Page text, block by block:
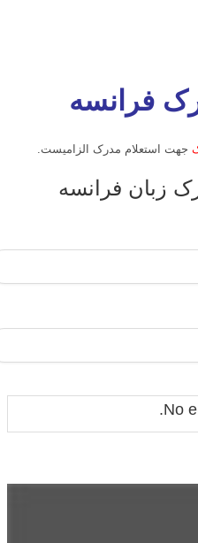
فرانسه
جهت استعلام مدرک الزامیست.
زبان فرانسه
No